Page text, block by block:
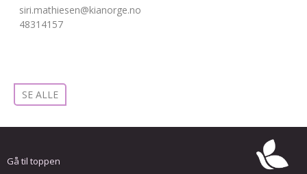
siri.mathiesen@kianorge.no
48314157
SE ALLE
Gå til toppen